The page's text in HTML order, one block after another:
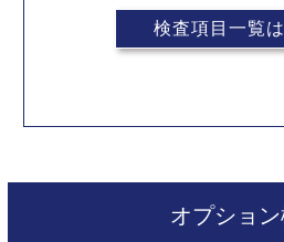
検査項目一覧
オプショ